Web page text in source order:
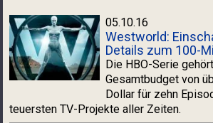
05.10.16
Westworld:
Details zum 100-
Die HBO-Serie
Gesamtbudget von
Dollar für zehn
teuersten TV-Projekte aller Zeiten.